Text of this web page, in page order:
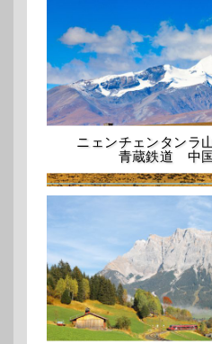
ニェンチェンタンラ
青蔵鉄道 中